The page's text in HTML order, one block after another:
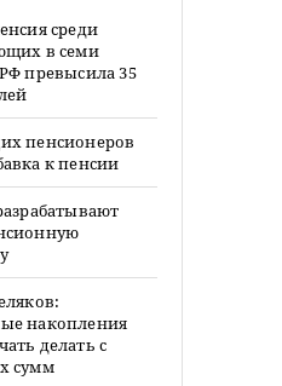
среди
в семи
превысила 35
пенсионеров
к пенсии
накопления
делать с
сумм